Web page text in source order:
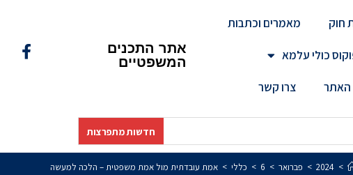
חוק מאמרים וכתבות
כולי עלמא
האתר צרו קשר
אתר התכנים
המשפטיים
חדשות מתפרצות
>
2024
> פברואר >
6
> כללי > אמת עובדתית מול אמת משפטית – הלכה למעשה